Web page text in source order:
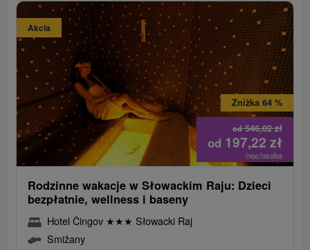
Akcia
od546,02zł
Zniżka 64 %
od 197,22 zł
/noc/osoba
Rodzinne wakacje w Słowackim Raju: Dzieci
bezpłatnie, wellness i baseny
Hotel Čingov ★★★ Słowacki Raj
Smižany